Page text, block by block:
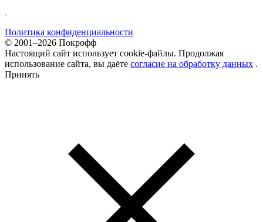
Политика конфиденциальности
© 2001–2026 Покрофф
Настоящий сайт использует cookie-файлы. Продолжая
использование сайта, вы даёте согласие на обработку данных .
Принять